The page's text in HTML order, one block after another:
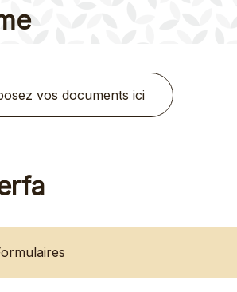
vos documents ici